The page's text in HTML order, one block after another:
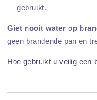
gebruikt.
Giet nooit water op
geen brandende pan en
Hoe gebruikt u veilig een